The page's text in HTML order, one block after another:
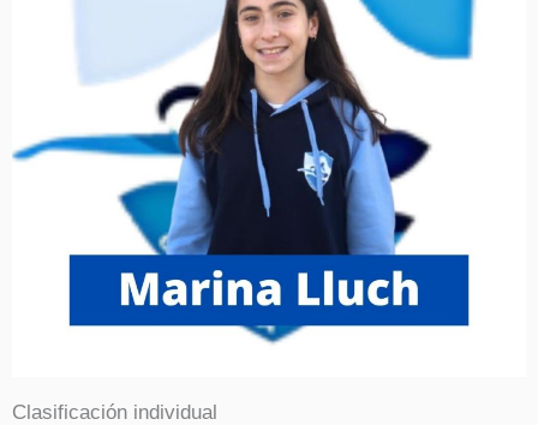
Clasificación individual